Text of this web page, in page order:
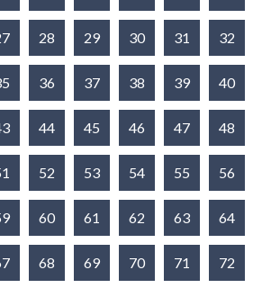
28 29 30 31 32
36 37 38 39 40
44 45 46 47 48
52 53 54 55 56
60 61 62 63 64
68 69 70 71 72